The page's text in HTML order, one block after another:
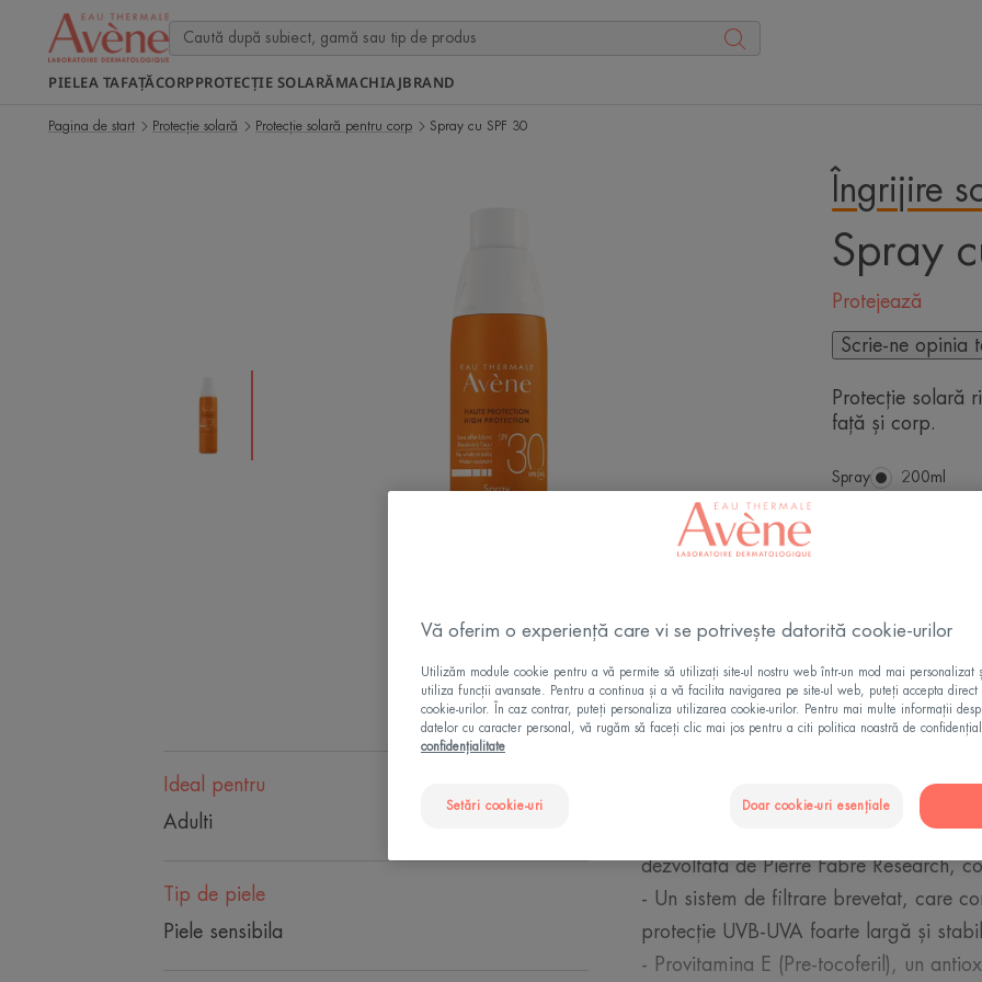
PIELEA TAFAȚĂCORPPROTECȚIE SOLARĂMACHIAJBRAND
Pagina de start Protecție solară Protecție solară pentru corp Spray cu SPF 30
Îngrijire
Spray
Protejează
Scrie-ne opinia
Protecție solară
față și corp.
Spray Spray
200ml
Ideal pentru
Adulti
Tip de piele
Piele sensibila
Spray-ul cu SPF 30 oferă protecție
pe față și corp, adesea predispusă la
La baza spray-ului cu SPF 30+ se
dezvoltată de Pierre Fabre Research,
- Un sistem de filtrare brevetat, care
protecție UVB-UVA foarte largă și
- Provitamina E (Pre-tocoferil), un
Vă oferim o experiență care vi se potrivește datorită cookie-urilor
Utilizăm module cookie pentru a vă permite să utilizați site-ul nostru web într-un mod mai personalizat
utiliza funcții avansate. Pentru a continua și a vă facilita navigarea pe site-ul web, puteți accepta direct
cookie-urilor. În caz contrar, puteți personaliza utilizarea cookie-urilor. Pentru mai multe informații
datelor cu caracter personal, vă rugăm să faceți clic mai jos pentru a citi politica noastră de
confidențialitate
Setări cookie-uri Doar cookie-uri esențiale